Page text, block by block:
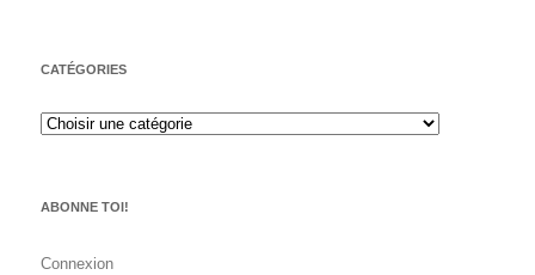
CATÉGORIES
ABONNE TOI!
Connexion